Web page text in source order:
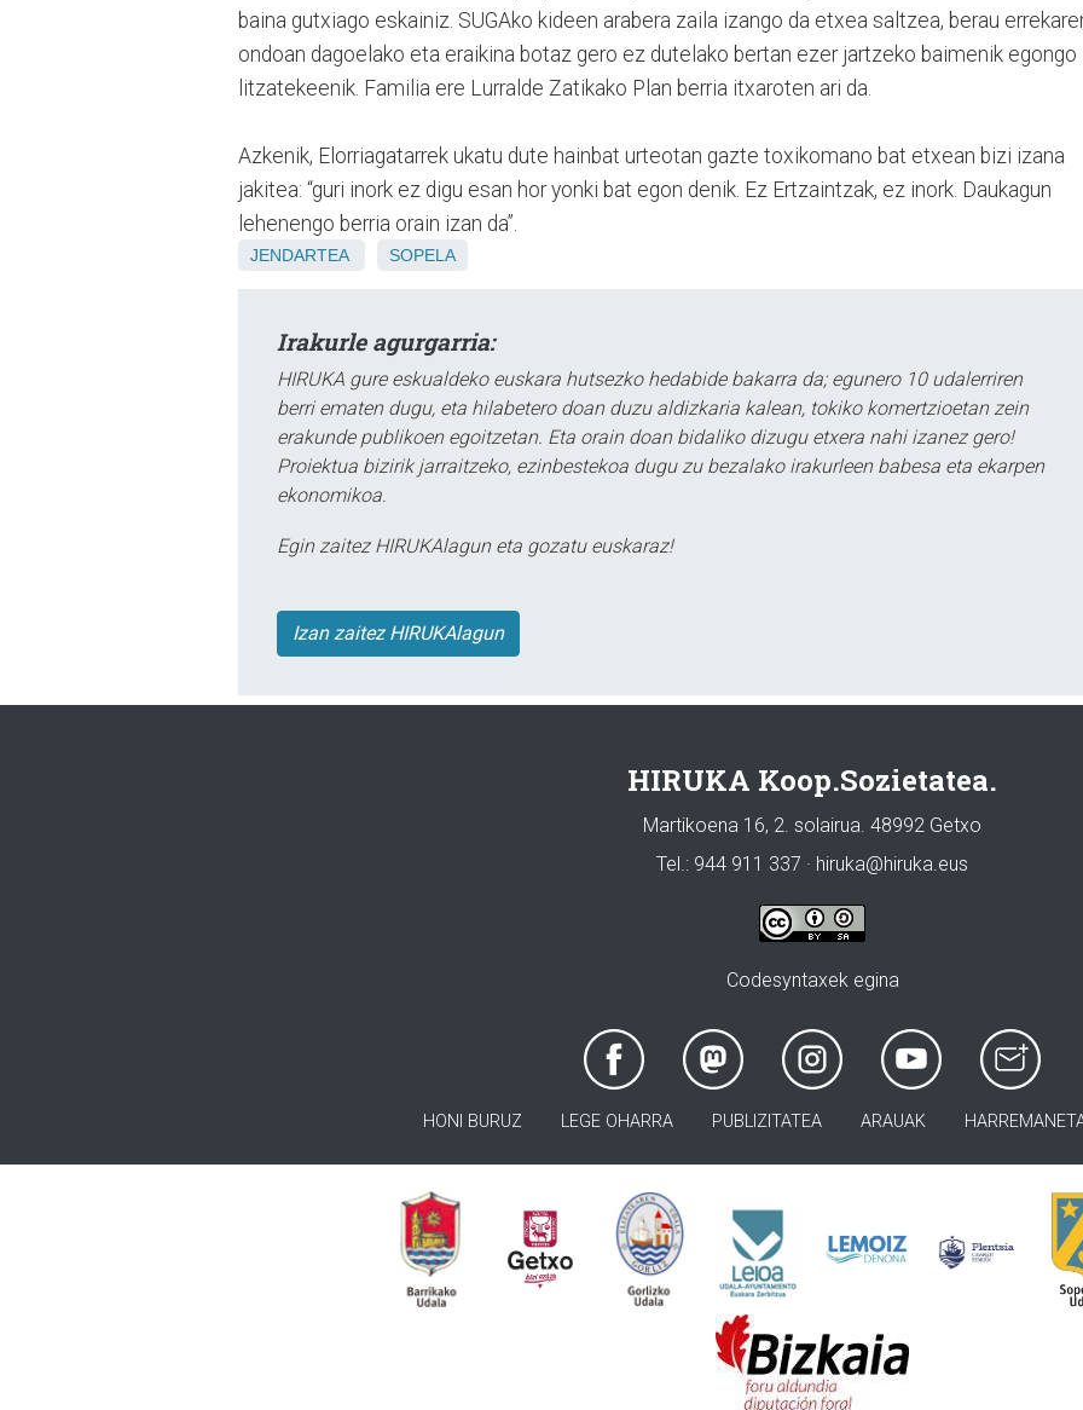
baina gutxiago eskainiz. SUGAko kideen arabera zaila izango da etxea saltzea, berau
ondoan dagoelako eta eraikina botaz gero ez dutelako bertan ezer jartzeko baimenik egongo
litzatekeenik. Familia ere Lurralde Zatikako Plan berria itxaroten ari da.
Azkenik, Elorriagatarrek ukatu dute hainbat urteotan gazte toxikomano bat etxean bizi izana
jakitea: “guri inork ez digu esan hor yonki bat egon denik. Ez Ertzaintzak, ez inork. Daukagun
lehenengo berria orain izan da”.
JENDARTEA SOPELA
Irakurle agurgarria:
HIRUKA gure eskualdeko euskara hutsezko hedabide bakarra da; egunero 10 udalerriren
berri ematen dugu, eta hilabetero doan duzu aldizkaria kalean, tokiko komertzioetan zein
erakunde publikoen egoitzetan. Eta orain doan bidaliko dizugu etxera nahi izanez gero!
Proiektua bizirik jarraitzeko, ezinbestekoa dugu zu bezalako irakurleen babesa eta ekarpen
ekonomikoa.
Egin zaitez HIRUKAlagun eta gozatu euskaraz!
Izan zaitez HIRUKAlagun
HIRUKA Koop.Sozietatea.
Martikoena 16, 2. solairua. 48992 Getxo
Tel.: 944 911 337 · hiruka@hiruka.eus
Codesyntaxek egina
HONI BURUZ LEGE OHARRA PUBLIZITATEA ARAUAK